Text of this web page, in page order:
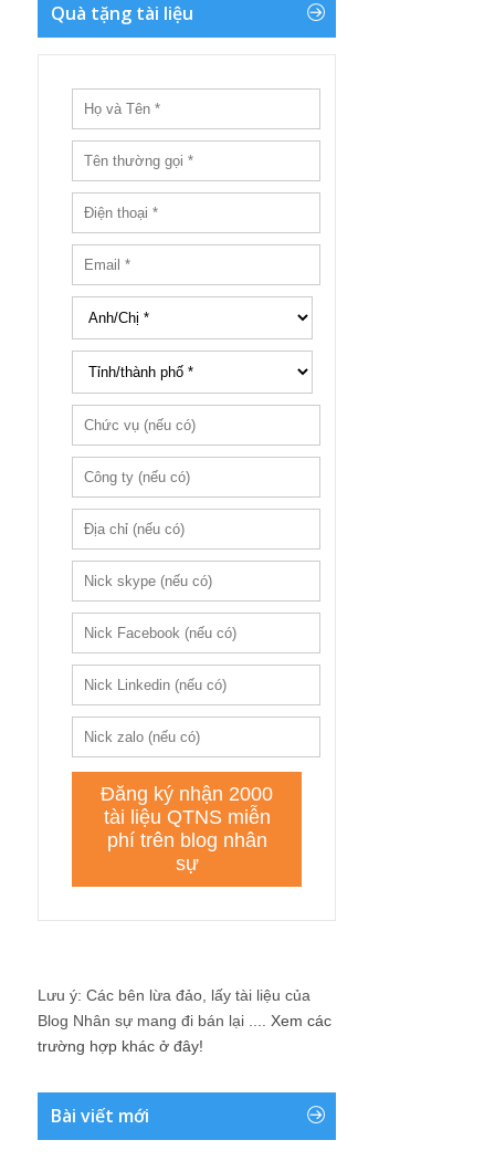
Quà tặng tài liệu
Lưu ý: Các bên lừa đảo, lấy tài liệu của
Blog Nhân sự mang đi bán lại .... Xem các
trường hợp khác ở đây!
Bài viết mới